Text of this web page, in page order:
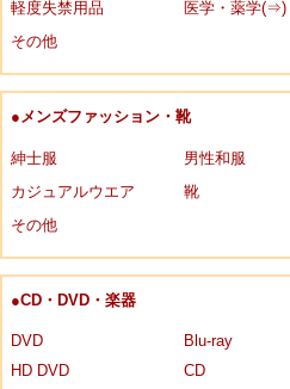
軽度失禁用品
医学・薬学(⇒)
その他
●メンズファッション・靴
紳士服
男性和服
カジュアルウエア
靴
その他
●CD・DVD・楽器
DVD
Blu-ray
HD DVD
CD